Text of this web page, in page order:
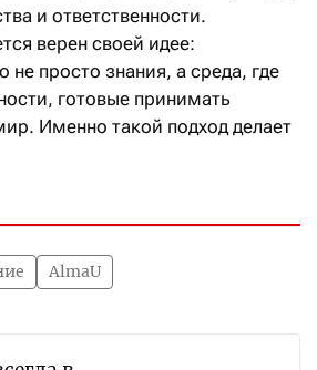
и ответственности.
верен своей идее:
просто знания, а среда, где
готовые принимать
Именно такой подход делает
AlmaU